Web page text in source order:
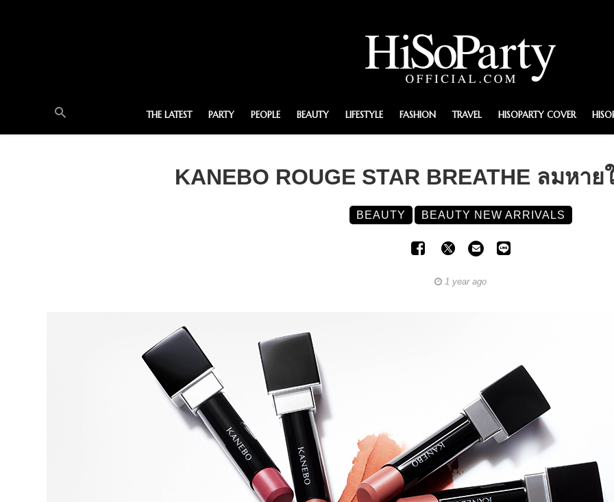
THE LATEST PARTY PEOPLE BEAUTY LIFESTYLE FASHION TRAVEL HISOPARTY COVER
KANEBO ROUGE STAR BREATHE ลมหา
BEAUTY BEAUTY NEW ARRIVALS
1 year ago